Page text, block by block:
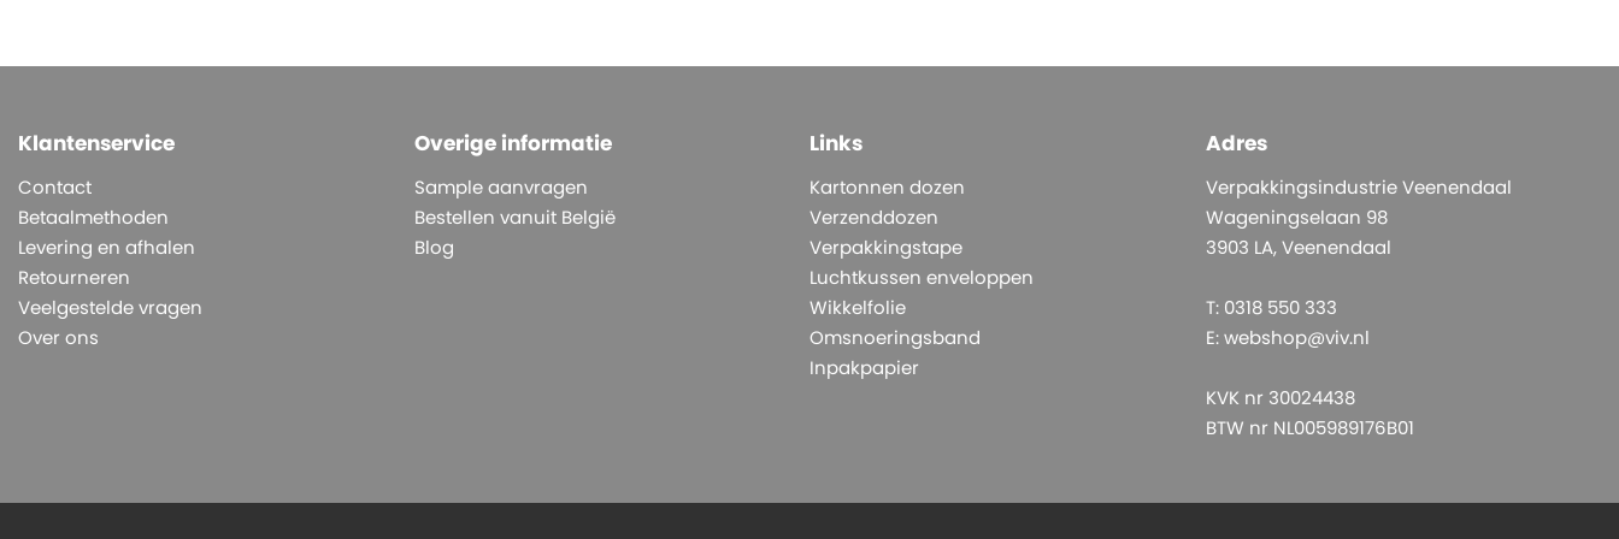
Klantenservice
Contact
Betaalmethoden
Levering en afhalen
Retourneren
Veelgestelde vragen
Over ons
Overige informatie
Sample aanvragen
Bestellen vanuit België
Blog
Links
Kartonnen dozen
Verzenddozen
Verpakkingstape
Luchtkussen enveloppen
Wikkelfolie
Omsnoeringsband
Inpakpapier
Adres
Verpakkingsindustrie Veenendaal
Wageningselaan 98
3903 LA, Veenendaal
T: 0318 550 333
E:webshop@viv.nl
KVK nr 30024438
BTW nr NL005989176B01